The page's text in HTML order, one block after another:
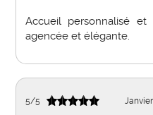
Accueil personnalisé et
agencée et élégante.
5/5